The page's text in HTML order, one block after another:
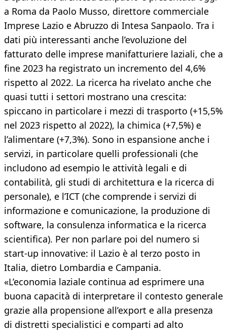
a Roma da Paolo Musso, direttore commerciale
Imprese Lazio e Abruzzo di Intesa Sanpaolo. Tra i
dati più interessanti anche l’evoluzione del
fatturato delle imprese manifatturiere laziali, che a
fine 2023 ha registrato un incremento del 4,6%
rispetto al 2022. La ricerca ha rivelato anche che
quasi tutti i settori mostrano una crescita:
spiccano in particolare i mezzi di trasporto (+15,5%
nel 2023 rispetto al 2022), la chimica (+7,5%) e
l’alimentare (+7,3%). Sono in espansione anche i
servizi, in particolare quelli professionali (che
includono ad esempio le attività legali e di
contabilità, gli studi di architettura e la ricerca di
personale), e l’ICT (che comprende i servizi di
informazione e comunicazione, la produzione di
software, la consulenza informatica e la ricerca
scientifica). Per non parlare poi del numero si
start-up innovative: il Lazio è al terzo posto in
Italia, dietro Lombardia e Campania.
«L’economia laziale continua ad esprimere una
buona capacità di interpretare il contesto generale
grazie alla propensione all’export e alla presenza
di distretti specialistici e comparti ad alto